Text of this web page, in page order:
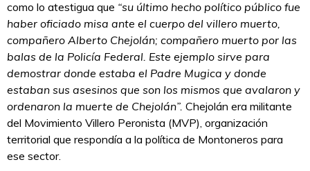
como lo atestigua que “su último hecho político público fue
haber oficiado misa ante el cuerpo del villero muerto,
compañero Alberto Chejolán; compañero muerto por las
balas de la Policía Federal. Este ejemplo sirve para
demostrar donde estaba el Padre Mugica y donde
estaban sus asesinos que son los mismos que avalaron y
ordenaron la muerte de Chejolán”. Chejolán era militante
del Movimiento Villero Peronista (MVP), organización
territorial que respondía a la política de Montoneros para
ese sector.